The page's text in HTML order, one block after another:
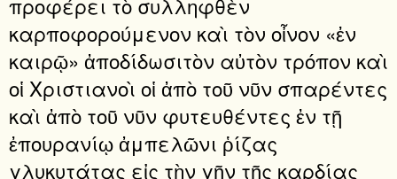
καρποφορούμενον καὶ τὸν οἶνον «ἐν
καιρῷ» ἀποδίδωσιτὸν αὐτὸν τρόπον καὶ
οἱ Χριστιανοὶ οἱ ἀπὸ τοῦ νῦν σπαρέντες
καὶ ἀπὸ τοῦ νῦν φυτευθέντες ἐν τῇ
ἐπουρανίῳ ἀμπελῶνι ῥίζας
γλυκυτάτας εἰς τὴν γῆν τῆς καρδίας